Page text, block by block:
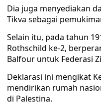
Dia juga menyediakan
Tikva sebagai
Selain itu, pada tahun
Rothschild ke-2,
Balfour untuk Federasi
Deklarasi ini mengikat
mendirikan rumah
di Palestina.